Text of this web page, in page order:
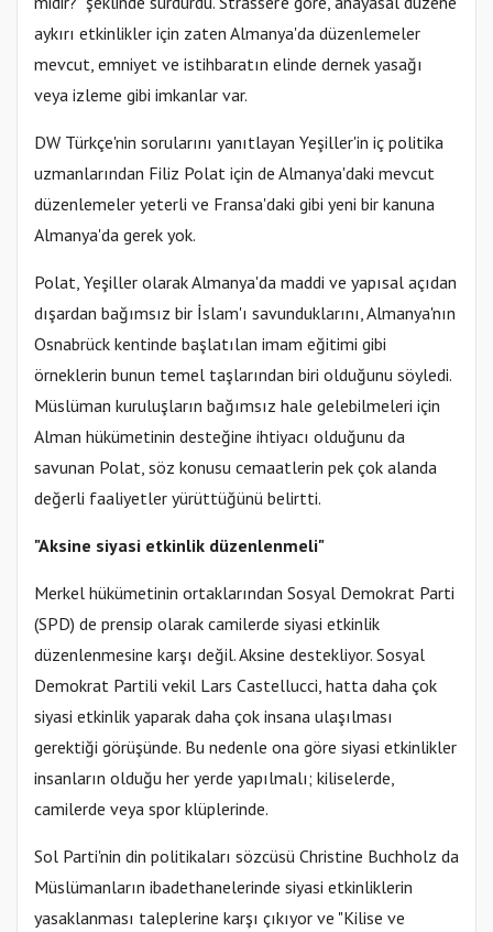
aykırı etkinlikler için zaten Almanya'da düzenlemeler
mevcut, emniyet ve istihbaratın elinde dernek yasağı
veya izleme gibi imkanlar var.
DW Türkçe'nin sorularını yanıtlayan Yeşiller'in iç politika
uzmanlarından Filiz Polat için de Almanya'daki mevcut
düzenlemeler yeterli ve Fransa'daki gibi yeni bir kanuna
Almanya'da gerek yok.
Polat, Yeşiller olarak Almanya'da maddi ve yapısal açıdan
dışardan bağımsız bir İslam'ı savunduklarını, Almanya'nın
Osnabrück kentinde başlatılan imam eğitimi gibi
örneklerin bunun temel taşlarından biri olduğunu söyledi.
Müslüman kuruluşların bağımsız hale gelebilmeleri için
Alman hükümetinin desteğine ihtiyacı olduğunu da
savunan Polat, söz konusu cemaatlerin pek çok alanda
değerli faaliyetler yürüttüğünü belirtti.
"Aksine siyasi etkinlik düzenlenmeli"
Merkel hükümetinin ortaklarından Sosyal Demokrat Parti
(SPD) de prensip olarak camilerde siyasi etkinlik
düzenlenmesine karşı değil. Aksine destekliyor. Sosyal
Demokrat Partili vekil Lars Castellucci, hatta daha çok
siyasi etkinlik yaparak daha çok insana ulaşılması
gerektiği görüşünde. Bu nedenle ona göre siyasi etkinlikler
insanların olduğu her yerde yapılmalı; kiliselerde,
camilerde veya spor klüplerinde.
Sol Parti'nin din politikaları sözcüsü Christine Buchholz da
Müslümanların ibadethanelerinde siyasi etkinliklerin
yasaklanması taleplerine karşı çıkıyor ve "Kilise ve